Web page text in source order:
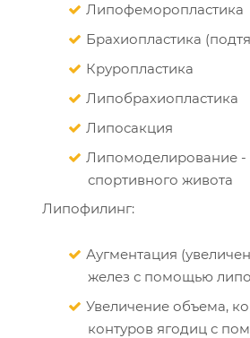
Липофеморопластика
Брахиопластика
Круропластика
Липобрахиопластика
Липосакция
Липомоделирование
спортивного живота
Липофилинг:
Аугментация
желез с помощью
Увеличение объема,
контуров ягодиц с